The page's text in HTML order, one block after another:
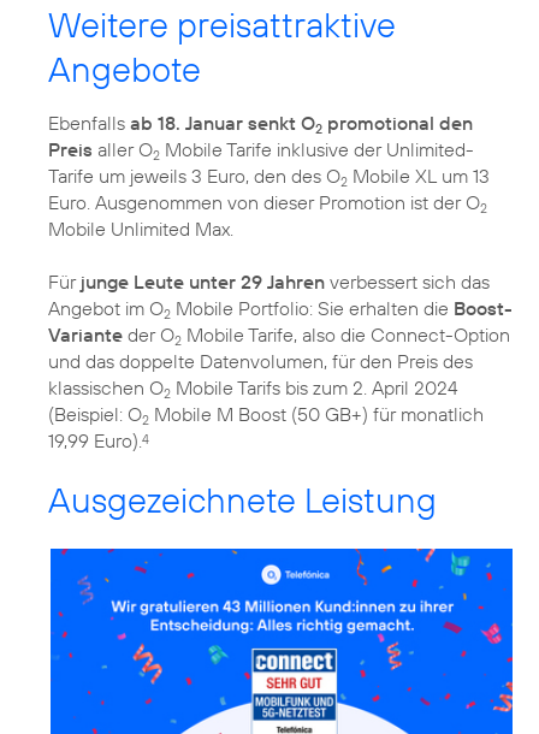
Weitere preisattraktive
Angebote
Ebenfalls ab 18. Januar senkt O2 promotional den
Preis aller O2 Mobile Tarife inklusive der Unlimited-
Tarife um jeweils 3 Euro, den des O2 Mobile XL um 13
Euro. Ausgenommen von dieser Promotion ist der O2
Mobile Unlimited Max.
Für junge Leute unter 29 Jahren verbessert sich das
Angebot im O2 Mobile Portfolio: Sie erhalten die Boost-
Variante der O2 Mobile Tarife, also die Connect-Option
und das doppelte Datenvolumen, für den Preis des
klassischen O2 Mobile Tarifs bis zum 2. April 2024
(Beispiel: O2 Mobile M Boost (50 GB+) für monatlich
19,99 Euro). 4
Ausgezeichnete Leistung